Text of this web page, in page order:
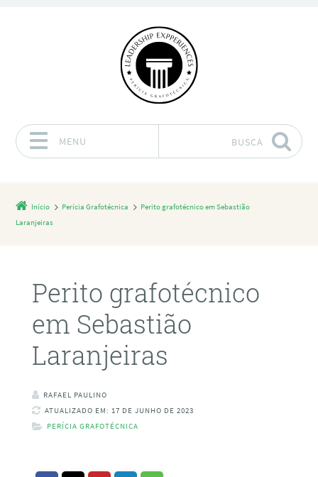
MENU BUSCA
Início Perícia Grafotécnica
Perito grafotécnico em Sebastião
Laranjeiras
Perito grafotécnico
em Sebastião
Laranjeiras
RAFAEL PAULINO
ATUALIZADO EM: 17 DE JUNHO DE 2023
PERÍCIA GRAFOTÉCNICA